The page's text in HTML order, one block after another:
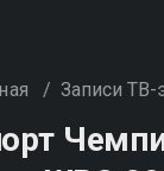
/ Записи